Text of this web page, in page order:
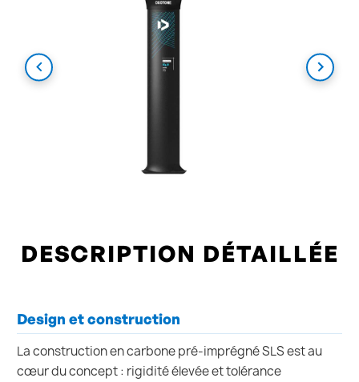
DESCRIPTION DÉTAILLÉE
Design et construction
La construction en carbone pré-imprégné SLS est au
cœur du concept : rigidité élevée et tolérance